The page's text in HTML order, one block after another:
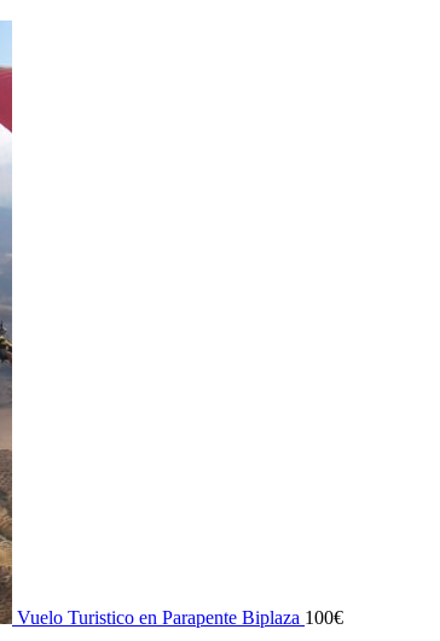
Vuelo Turistico en Parapente Biplaza 100€